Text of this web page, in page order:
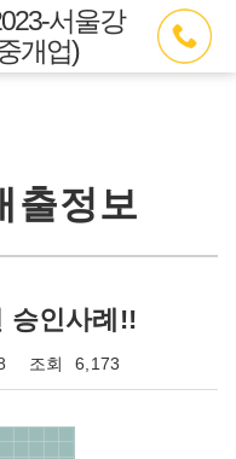
서울강
개업)
출정보
승인사례!!
조회 6,173